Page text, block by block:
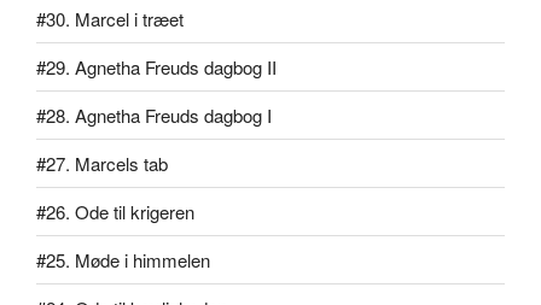
#30. Marcel i træet
#29. Agnetha Freuds dagbog II
#28. Agnetha Freuds dagbog I
#27. Marcels tab
#26. Ode til krigeren
#25. Møde i himmelen